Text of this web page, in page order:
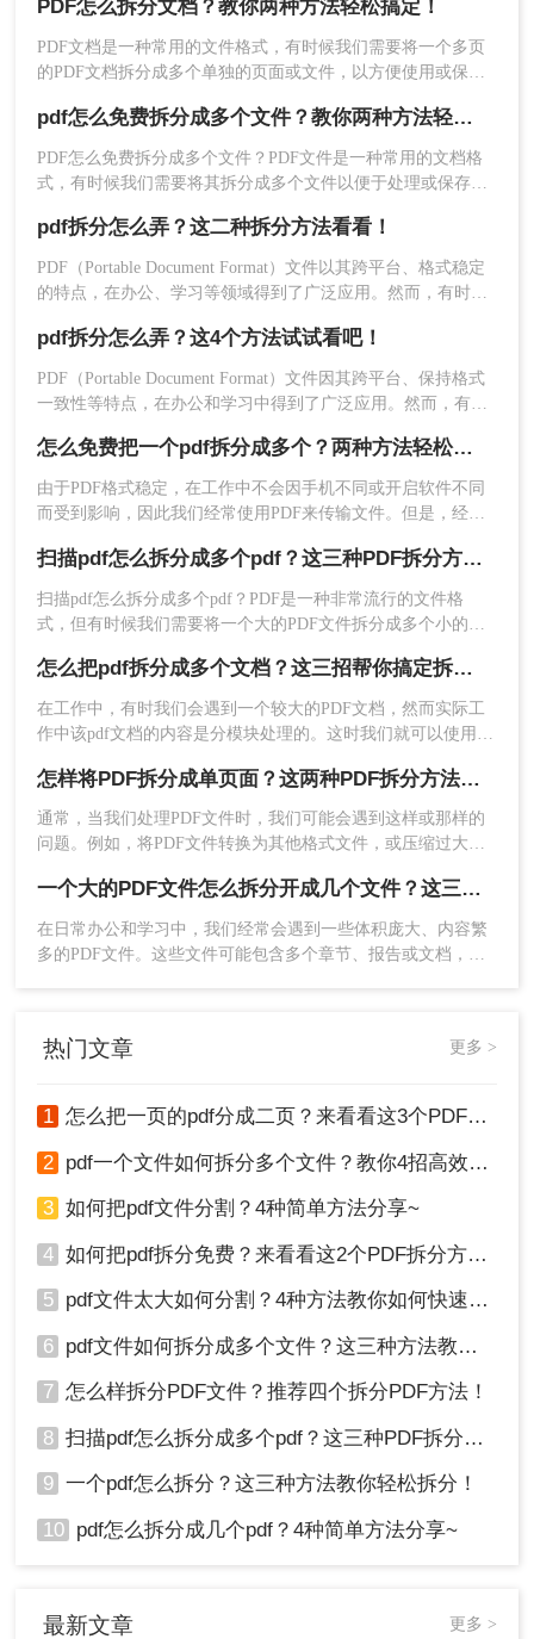
2、选择PDF分割功能，点击“添加文档”，将PDF分
割成两个文件进行导入。这里的PDF文档有4页，所
以选择【按页码划分】，每2页存储为文档。设置完
换】！
方法三：使用命令行工具
如果你熟悉命令行操作，可以使用一些命令行工具
来拆分PDF文件。
操作如下：
1、安装一个支持PDF处理的命令行工具，如pdftk、
pdfminer等。
3、选择合适的工具并执行相应的命令来拆分PDF文
件。例如，使用pdftk工具可以执行以下命令：
pdftk input.pdf output output-flatten=0 output-
4、根据工具的提示和要求，设置合适的选项和参
数。例如，在pdftk工具中，可以使用 output-
flatten=0 选项来保留拆分后的页面独立性。
需要注意的是，在使用命令行工具时，要确保你了
坏或数据丢失。此外，还要注意保护个人隐私和信
息安全，避免将敏感信息保存在不安全的网络或软
件中。
方法四：使用“百度网盘”实现PDF拆分
我们经常会借助这款软件来进行文件、照片的备
份，但它其实还含有许多的小工具，我们可以利用
提取后文档的页面顺序与原文件保持一致，不过要
提醒大家的是，需要先将PDF文件存进网盘中，才
可以进行此拆分操作。
操作如下：
具。
2、然后找到“PDF工具”中的“PDF提取”功能。
3、接着上传文件即可对PDF文件拆分成单页的了。
个文件以便我们快速查阅。那么有没有更加简便高效的方法可
以让我们实现这一操作呢？今天我就推荐三个实用的方法来教
你pdf拆分怎么弄，让你快速提高文件处理效率。
PDF怎么拆分文档？教你两种方法轻松搞定！
PDF文档是一种常用的文件格式，有时候我们需要将一个多页
的PDF文档拆分成多个单独的页面或文件，以方便使用或保
pdf怎么免费拆分成多个文件？教你两种方法轻松搞定！
PDF怎么免费拆分成多个文件？PDF文件是一种常用的文档格
式，有时候我们需要将其拆分成多个文件以便于处理或保存。
pdf拆分怎么弄？这二种拆分方法看看！
PDF（Portable Document Format）文件以其跨平台、格式稳定
的特点，在办公、学习等领域得到了广泛应用。然而，有时我
容。本文将详细介绍pdf拆分怎么弄的方法，帮助读者轻松完成
pdf拆分怎么弄？这4个方法试试看吧！
PDF（Portable Document Format）文件因其跨平台、保持格式
一致性等特点，在办公和学习中得到了广泛应用。然而，有时
享、管理或打印。那么pdf拆分怎么弄呢？本文将详细介绍几种
常见的PDF拆分方法，帮助您轻松完成PDF文件的拆分工作。
怎么免费把一个pdf拆分成多个？两种方法轻松搞定！
由于PDF格式稳定，在工作中不会因手机不同或开启软件不同
而受到影响，因此我们经常使用PDF来传输文件。但是，经常
内容，有些内容并不方便给他人看。因此，此时最好的办法就
是把它拆分。所以，怎么免费把一个pdf拆分成多个呢?以下是
二种有用的PDF拆分方法，一起来看看吧。
扫描pdf怎么拆分成多个pdf？这三种PDF拆分方法轻松搞定！
扫描pdf怎么拆分成多个pdf？PDF是一种非常流行的文件格
式，但有时候我们需要将一个大的PDF文件拆分成多个小的文
法。
怎么把pdf拆分成多个文档？这三招帮你搞定拆分！
在工作中，有时我们会遇到一个较大的PDF文档，然而实际工
作中该pdf文档的内容是分模块处理的。这时我们就可以使用
档，方便工作中文档的传输处理和重要内容的查找。下面我们
就将介绍怎么把pdf拆分成多个文档方法，希望能给读者的工作
带来方便。
怎样将PDF拆分成单页面？这两种PDF拆分方法轻松搞定！
通常，当我们处理PDF文件时，我们可能会遇到这样或那样的
问题。例如，将PDF文件转换为其他格式文件，或压缩过大的
一个大的PDF文件怎么拆分开成几个文件？这三种PDF拆分方法轻松搞定！
在日常办公和学习中，我们经常会遇到一些体积庞大、内容繁
多的PDF文件。这些文件可能包含多个章节、报告或文档，但
个大的PDF文件拆分成多个文件。
热门文章 更多 >
1 怎么把一页的pdf分成二页？来看看这3个PDF拆分方法！
2 pdf一个文件如何拆分多个文件？教你4招高效又简单！
3 如何把pdf文件分割？4种简单方法分享~
4 如何把pdf拆分免费？来看看这2个PDF拆分方法！
5 pdf文件太大如何分割？4种方法教你如何快速拆分！
6 pdf文件如何拆分成多个文件？这三种方法教你轻松拆分！
7 怎么样拆分PDF文件？推荐四个拆分PDF方法！
8 扫描pdf怎么拆分成多个pdf？这三种PDF拆分方法轻松搞定！
9 一个pdf怎么拆分？这三种方法教你轻松拆分！
10 pdf怎么拆分成几个pdf？4种简单方法分享~
最新文章 更多 >